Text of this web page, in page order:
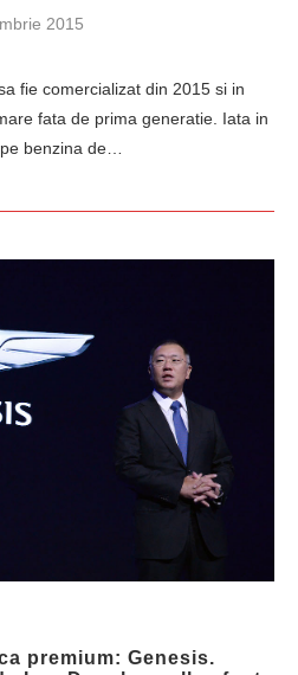
2015
fie comercializat din 2015 si in
fata de prima generatie. Iata in
benzina de…
premium: Genesis.